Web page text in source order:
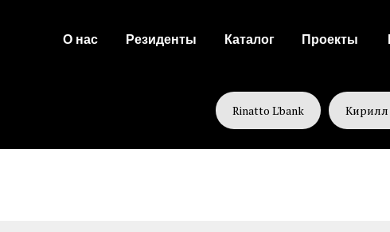
О нас Резиденты Каталог Проекты
Rinatto L'bank Кирилл